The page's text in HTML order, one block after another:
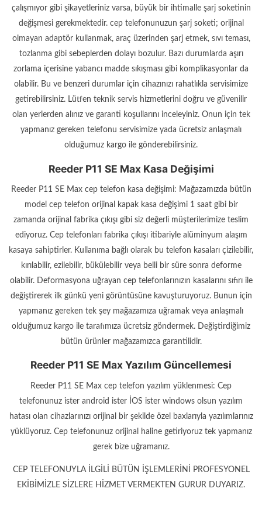
çalışmıyor gibi şikayetleriniz varsa, büyük bir ihtimalle şarj soketinin
değişmesi gerekmektedir. cep telefonunuzun şarj soketi; orijinal
olmayan adaptör kullanmak, araç üzerinden şarj etmek, sıvı teması,
tozlanma gibi sebeplerden dolayı bozulur. Bazı durumlarda aşırı
zorlama içerisine yabancı madde sıkışması gibi komplikasyonlar da
olabilir. Bu ve benzeri durumlar için cihazınızı rahatlıkla servisimize
getirebilirsiniz. Lütfen teknik servis hizmetlerini doğru ve güvenilir
olan yerlerden alınız ve garanti koşullarını inceleyiniz. Onun için tek
yapmanız gereken telefonu servisimize yada ücretsiz anlaşmalı
olduğumuz kargo ile gönderebilirsiniz.
Reeder P11 SE Max Kasa Değişimi
Reeder P11 SE Max cep telefon kasa değişimi: Mağazamızda bütün
model cep telefon orijinal kapak kasa değişimi 1 saat gibi bir
zamanda orijinal fabrika çıkışı gibi siz değerli müşterilerimize teslim
ediyoruz. Cep telefonları fabrika çıkışı itibariyle alüminyum alaşım
kasaya sahiptirler. Kullanıma bağlı olarak bu telefon kasaları çizilebilir,
kırılabilir, ezilebilir, bükülebilir veya belli bir süre sonra deforme
olabilir. Deformasyona uğrayan cep telefonlarınızın kasalarını sıfırı ile
değiştirerek ilk günkü yeni görüntüsüne kavuşturuyoruz. Bunun için
yapmanız gereken tek şey mağazamıza uğramak veya anlaşmalı
olduğumuz kargo ile tarafımıza ücretsiz göndermek. Değiştirdiğimiz
bütün ürünler mağazamızca garantilidir.
Reeder P11 SE Max Yazılım Güncellemesi
Reeder P11 SE Max cep telefon yazılım yüklenmesi: Cep
telefonunuz ister android ister İOS ister windows olsun yazılım
hatası olan cihazlarınızı orijinal bir şekilde özel baxlarıyla yazılımlarınız
yüklüyoruz. Cep telefonunuz orijinal haline getiriyoruz tek yapmanız
gerek bize uğramanız.
CEP TELEFONUYLA İLGİLİ BÜTÜN İŞLEMLERİNİ PROFESYONEL
EKİBİMİZLE SİZLERE HİZMET VERMEKTEN GURUR DUYARIZ.